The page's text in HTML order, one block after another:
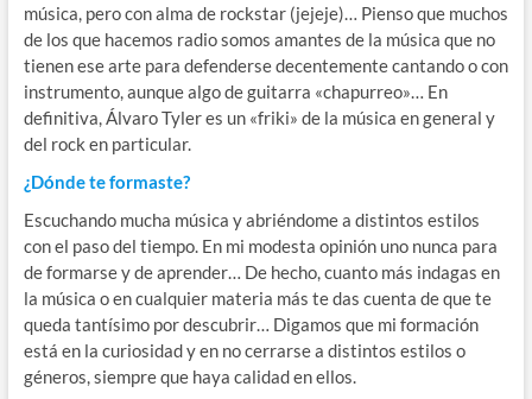
música, pero con alma de rockstar (jejeje)… Pienso que muchos
de los que hacemos radio somos amantes de la música que no
tienen ese arte para defenderse decentemente cantando o con
instrumento, aunque algo de guitarra «chapurreo»… En
definitiva, Álvaro Tyler es un «friki» de la música en general y
del rock en particular.
¿Dónde te formaste?
Escuchando mucha música y abriéndome a distintos estilos
con el paso del tiempo. En mi modesta opinión uno nunca para
de formarse y de aprender… De hecho, cuanto más indagas en
la música o en cualquier materia más te das cuenta de que te
queda tantísimo por descubrir… Digamos que mi formación
está en la curiosidad y en no cerrarse a distintos estilos o
géneros, siempre que haya calidad en ellos.